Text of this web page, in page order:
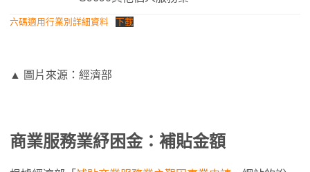
六碼適用行業別詳細資料 下載
▲ 圖片來源：經濟部
商業服務業紓困金：補貼金額